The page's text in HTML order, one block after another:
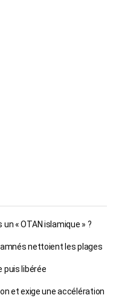
« OTAN islamique » ?
nettoient les plages
puis libérée
et exige une accélération